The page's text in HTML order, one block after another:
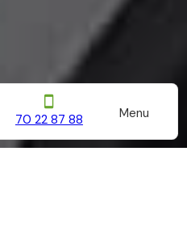
70 22 87 88 Menu